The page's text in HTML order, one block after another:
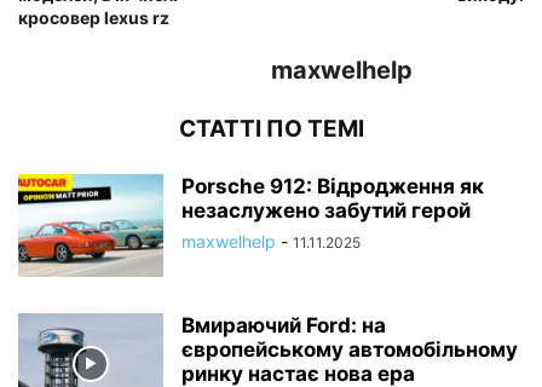
кросовер lexus rz
maxwelhelp
СТАТТІ ПО ТЕМІ
Porsche 912: Відродження як
незаслужено забутий герой
maxwelhelp - 11.11.2025
Вмираючий Ford: на
європейському автомобільному
ринку настає нова ера